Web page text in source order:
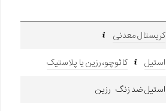
کریستال معدنی
استیل کائوچو، رزین یا پلاستیک
استیل ضد زنگ رزین